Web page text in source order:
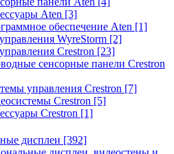
Aten [3]
обеспечение Aten [1]
WyreStorm [2]
Crestron [23]
сенсорные панели Crestron
управления Crestron [7]
Crestron [5]
Crestron [1]
дисплеи [392]